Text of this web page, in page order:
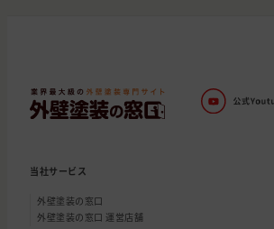
当社サービス
外壁塗装の窓口
外壁塗装の窓口 運営店舗